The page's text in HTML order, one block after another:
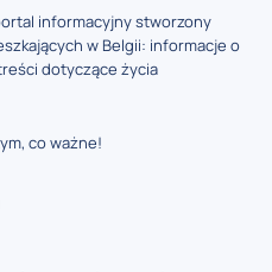
informacyjny stworzony
w Belgii: informacje o
dotyczące życia
co ważne!